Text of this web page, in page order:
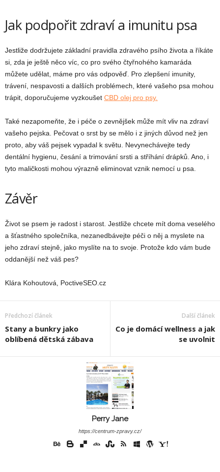
Jak podpořit zdraví a imunitu psa
Jestliže dodržujete základní pravidla zdravého psího života a říkáte
si, zda je ještě něco víc, co pro svého čtyřnohého kamaráda
můžete udělat, máme pro vás odpověď. Pro zlepšení imunity,
trávení, nespavosti a dalších problémech, které vašeho psa mohou
trápit, doporučujeme vyzkoušet CBD olej pro psy.
Také nezapomeňte, že i péče o zevnějšek může mít vliv na zdraví
vašeho pejska. Pečovat o srst by se mělo i z jiných důvod než jen
proto, aby váš pejsek vypadal k světu. Nevynechávejte tedy
dentální hygienu, česání a trimování srsti a stříhání drápků. Ano, i
tyto maličkosti mohou výrazně eliminovat vznik nemocí u psa.
Závěr
Život se psem je radost i starost. Jestliže chcete mít doma veselého
a šťastného společníka, nezanedbávejte péči o něj a myslete na
jeho zdraví stejně, jako myslíte na to svoje. Protože kdo vám bude
oddanější než váš pes?
Klára Kohoutová, PoctiveSEO.cz
Předchozí článek
Stany a bunkry jako
oblíbená dětská zábava
Další článek
Co je domácí wellness a jak
se uvolnit
Perry Jane
https://centrum-zpravy.cz/